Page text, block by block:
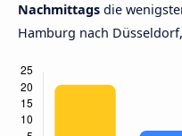
Nachmittags die
Hamburg nach